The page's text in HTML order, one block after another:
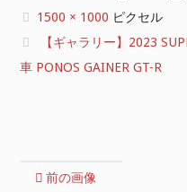
フ
ル
サ
1500 × 1000 ピクセル
【ギャラリー】2023
車 PONOS GAINER GT-R
前の画像